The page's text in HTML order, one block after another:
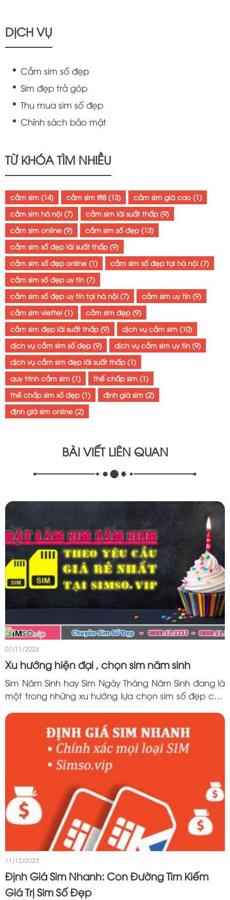
DỊCH VỤ
Cầm sim số đẹp
Sim đẹp trả góp
Thu mua sim số đẹp
Chính sách bảo mật
TỪ KHÓA TÌM NHIỀU
cầm sim (14) cầm sim f88(13) cầm sim giá cao (1)
cầm sim hà nội (7) cầm sim lãi suất thấp (9)
cầm sim online (9) cầm sim số đẹp (13)
cầm sim số đẹp lãi suất thấp (9)
cầm sim số đẹp online (1) cầm sim số đẹp tại hà nội (7)
cầm sim số đẹp uy tín (7)
cầm sim số đẹp uy tín tại hà nội (7) cầm sim uy tín (9)
cầm sim viettel (1) cầm sim đẹp (9)
cầm sim đẹp lãi suất thấp (9) dịch vụ cầm sim (10)
dịch vụ cầm sim số đẹp (9) dịch vụ cầm sim uy tín (9)
dịch vụ cầm sim đẹp lãi suất thấp (1)
quy trình cầm sim (1) thế chấp sim (1)
thế chấp sim số đẹp (1) định giá sim (2)
định giá sim online (2)
BÀI VIẾT LIÊN QUAN
07/11/2023
Xu hướng hiện đại , chọn sim năm sinh
Sim Năm Sinh hay Sim Ngày Tháng Năm Sinh đang là
một trong những xu hướng lựa chọn sim số đẹp của
năm sinh lại thu hút...
11/12/2023
Định Giá Sim Nhanh: Con Đường Tìm Kiếm
Giá Trị Sim Số Đẹp